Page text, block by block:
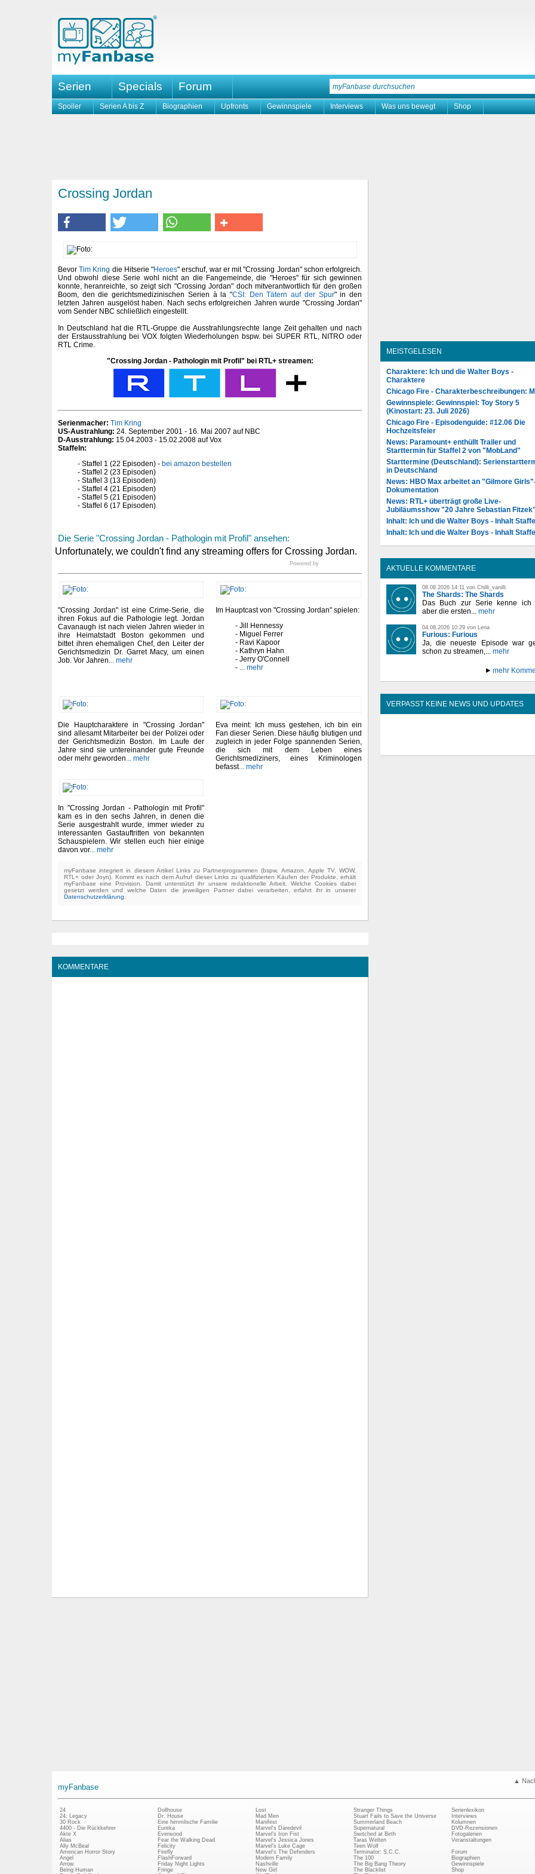
Serien Specials Forum
Spoiler Serien A bis Z Biographien Upfronts Gewinnspiele Interviews Was uns bewegt Shop
Crossing Jordan
BevorTim Kring die Hitserie "Heroes" erschuf, war er mit "Crossing Jordan" schon erfolgreich.
Und obwohl diese Serie wohl nicht an die Fangemeinde, die "Heroes" für sich gewinnen
konnte, heranreichte, so zeigt sich "Crossing Jordan" doch mitverantwortlich für den großen
Boom, den die gerichtsmedizinischen Serien à la "CSI: Den Tätern auf der Spur" in den
letzten Jahren ausgelöst haben. Nach sechs erfolgreichen Jahren wurde "Crossing Jordan"
vom Sender NBC schließlich eingestellt.
In Deutschland hat die RTL-Gruppe die Ausstrahlungsrechte lange Zeit gehalten und nach
der Erstausstrahlung bei VOX folgten Wiederholungen bspw. bei SUPER RTL, NITRO oder
RTL Crime.
"Crossing Jordan - Pathologin mit Profil" bei RTL+ streamen:
Serienmacher: Tim Kring
US-Austrahlung: 24. September 2001 - 16. Mai 2007 auf NBC
D-Ausstrahlung: 15.04.2003 - 15.02.2008 auf Vox
Staffeln:
Staffel 1 (22 Episoden) - bei amazon bestellen
Staffel 2 (23 Episoden)
Staffel 3 (13 Episoden)
Staffel 4 (21 Episoden)
Staffel 5 (21 Episoden)
Staffel 6 (17 Episoden)
Die Serie "Crossing Jordan - Pathologin mit Profil" ansehen:
Powered by
"Crossing Jordan" ist eine Crime-Serie, die
ihren Fokus auf die Pathologie legt. Jordan
Cavanaugh ist nach vielen Jahren wieder in
ihre Heimatstadt Boston gekommen und
bittet ihren ehemaligen Chef, den Leiter der
Gerichtsmedizin Dr. Garret Macy, um einen
Job. Vor Jahren ... mehr
Im Hauptcast von "Crossing Jordan" spielen:
Jill Hennessy
Miguel Ferrer
Ravi Kapoor
Kathryn Hahn
Jerry O'Connell
... mehr
Die Hauptcharaktere in "Crossing Jordan"
sind allesamt Mitarbeiter bei der Polizei oder
der Gerichtsmedizin Boston. Im Laufe der
Jahre sind sie untereinander gute Freunde
oder mehr geworden ... mehr
Eva meint: Ich muss gestehen, ich bin ein
Fan dieser Serien. Diese häufig blutigen und
zugleich in jeder Folge spannenden Serien,
die sich mit dem Leben eines
Gerichtsmediziners, eines Kriminologen
befasst... mehr
In "Crossing Jordan - Pathologin mit Profil"
kam es in den sechs Jahren, in denen die
Serie ausgestrahlt wurde, immer wieder zu
interessanten Gastauftritten von bekannten
Schauspielern. Wir stellen euch hier einige
davon vor... mehr
myFanbase integriert in diesem Artikel Links zu Partnerprogrammen (bspw. Amazon, Apple TV, WOW,
RTL+ oder Joyn). Kommt es nach dem Aufruf dieser Links zu qualifizierten Käufen der Produkte, erhält
myFanbase eine Provision. Damit unterstützt ihr unsere redaktionelle Arbeit. Welche Cookies dabei
gesetzt werden und welche Daten die jeweiligen Partner dabei verarbeiten, erfahrt ihr in unserer
Datenschutzerklärung
KOMMENTARE
MEISTGELESEN
Charaktere: Ich und die Walter Boys -
Charaktere
Chicago Fire - Charakterbeschreibungen:
Gewinnspiele: Gewinnspiel: Toy Story 5
(Kinostart: 23. Juli 2026)
Chicago Fire - Episodenguide: #12.06 Die
Hochzeitsfeier
News: Paramount+ enthüllt Trailer und
Starttermin für Staffel 2 von "MobLand"
Starttermine (Deutschland):
in Deutschland
News: HBO Max arbeitet an "Gilmore
Dokumentation
News: RTL+ überträgt große Live-
Jubiläumsshow "20 Jahre Sebastian Fitzek"
Inhalt: Ich und die Walter Boys - Inhalt
Inhalt: Ich und die Walter Boys - Inhalt
AKTUELLE KOMMENTARE
08.08.2026 14:11 von Chilli_vanilli
The Shards: The Shards
Das Buch zur Serie kenne ich
aber die ersten... mehr
04.08.2026 10:29 von Lena
Furious: Furious
Ja, die neueste Episode war
schon zu streamen,... mehr
mehr
VERPASST KEINE NEWS UND UPDATES
▲
myFanbase
24
24: Legacy
30 Rock
4400 - Die Rückkehrer
Akte X
Alias
Ally McBeal
American Horror Story
Angel
Arrow
Being Human
Dollhouse
Dr. House
Eine himmlische Familie
Eureka
Everwood
Fear the Walking Dead
Felicity
Firefly
FlashForward
Friday Night Lights
Fringe
Lost
Mad Men
Manifest
Marvel's Daredevil
Marvel's Iron Fist
Marvel's Jessica Jones
Marvel's Luke Cage
Marvel's The Defenders
Modern Family
Nashville
New Girl
Stranger Things
Stuart Fails to Save the Universe
Summerland Beach
Supernatural
Switched at Birth
Taras Welten
Teen Wolf
Terminator: S.C.C.
The 100
The Big Bang Theory
The Blacklist
Serienlexikon
Interviews
Kolumnen
DVD-Rezensionen
Fotogalerien
Veranstaltungen
Forum
Biographien
Gewinnspiele
Shop